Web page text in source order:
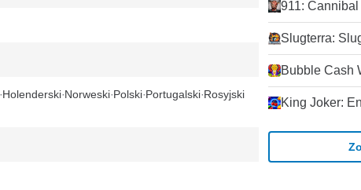
Holenderski Norweski Polski Portugalski Rosyjski
911:
Slugterra:
Bubble Cash
King Joker: